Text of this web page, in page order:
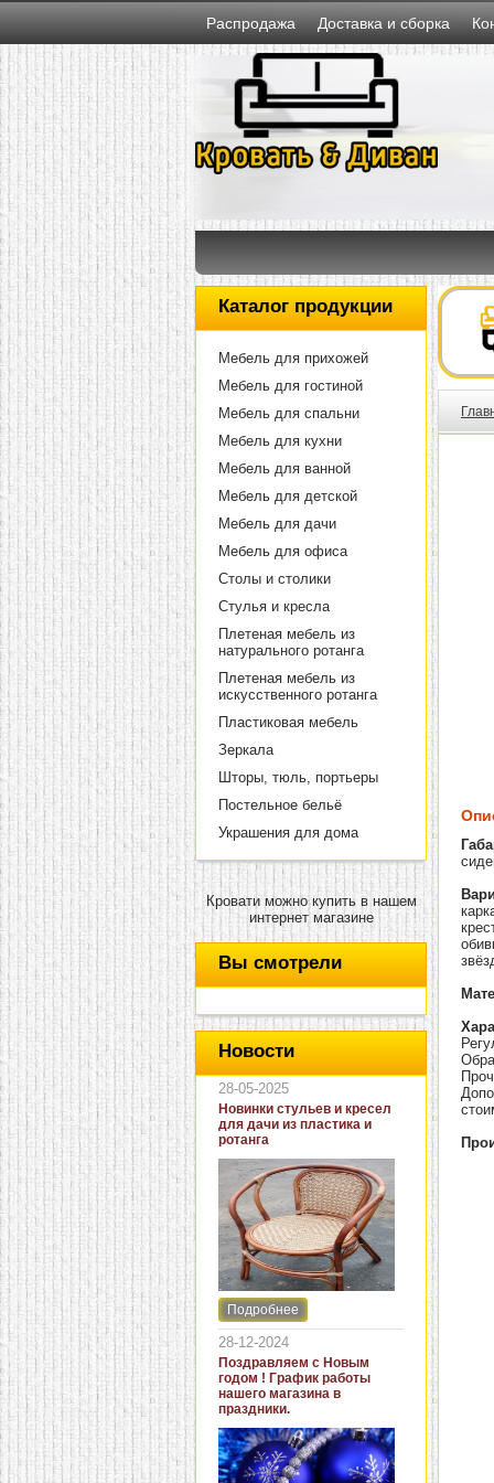
Распродажа Доставка и сборка
Каталог продукции
Мебель для прихожей
Мебель для гостиной
Мебель для спальни
Мебель для кухни
Мебель для ванной
Мебель для детской
Мебель для дачи
Мебель для офиса
Столы и столики
Стулья и кресла
Плетеная мебель из
натурального ротанга
Плетеная мебель из
искусственного ротанга
Пластиковая мебель
Зеркала
Шторы, тюль, портьеры
Постельное бельё
Украшения для дома
Кровати можно купить в нашем
интернет магазине
Вы смотрели
Новости
28-05-2025
Новинки стульев и кресел
для дачи из пластика и
ротанга
Интернет-магазин "Кровать
и диван" представляет
новинки стульев и кресел
для дачи. В ассортименте
представлены как
бюджетные модели из
пластика для дачи, так и
кресла для загородных
домов из натурального и
искусственного ротанга.
Подробнее
28-12-2024
Поздравляем с Новым
годом ! График работы
нашего магазина в
праздники.